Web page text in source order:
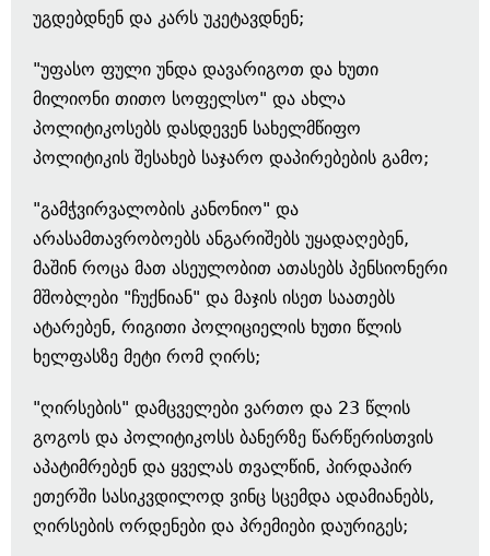
უგდებდნენ და კარს უკეტავდნენ;
"უფასო ფული უნდა დავარიგოთ და ხუთი
მილიონი თითო სოფელსო" და ახლა
პოლიტიკოსებს დასდევენ სახელმწიფო
პოლიტიკის შესახებ საჯარო დაპირებების გამო;
"გამჭვირვალობის კანონიო" და
არასამთავრობოებს ანგარიშებს უყადაღებენ,
მაშინ როცა მათ ასეულობით ათასებს პენსიონერი
მშობლები "ჩუქნიან" და მაჯის ისეთ საათებს
ატარებენ, რიგითი პოლიციელის ხუთი წლის
ხელფასზე მეტი რომ ღირს;
"ღირსების" დამცველები ვართო და 23 წლის
გოგოს და პოლიტიკოსს ბანერზე წარწერისთვის
აპატიმრებენ და ყველას თვალწინ, პირდაპირ
ეთერში სასიკვდილოდ ვინც სცემდა ადამიანებს,
ღირსების ორდენები და პრემიები დაურიგეს;